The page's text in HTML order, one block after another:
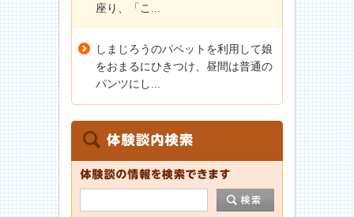
座り、「こ...
しまじろうのパペットを利用して娘
をおまるにひきつけ、昼間は普通の
パンツにし...